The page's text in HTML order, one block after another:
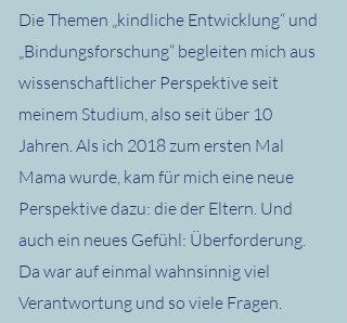
Die Themen „kindliche Entwicklung“ und
„Bindungsforschung“ begleiten mich aus
wissenschaftlicher Perspektive seit
meinem Studium, also seit über 10
Jahren. Als ich 2018 zum ersten Mal
Mama wurde, kam für mich eine neue
Perspektive dazu: die der Eltern. Und
auch ein neues Gefühl: Überforderung.
Da war auf einmal wahnsinnig viel
Verantwortung und so viele Fragen.